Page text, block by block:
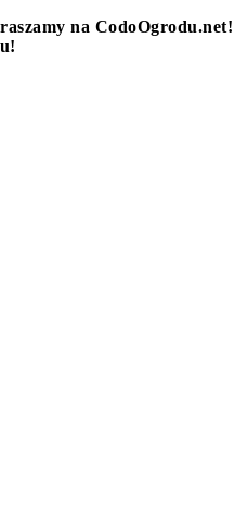
na CodoOgrodu.net!